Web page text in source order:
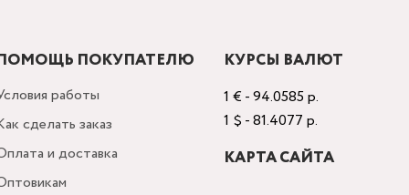
ПОКУПАТЕЛЮ
работы
сделать заказ
и доставка
КУРСЫ ВАЛЮТ
1 € - 94.0585 р.
1 $ - 81.4077 р.
КАРТА САЙТА